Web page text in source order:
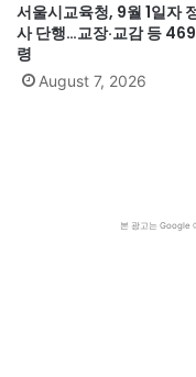
서울시교육청, 9월 1일자
사 단행…교장·교감 등
령
August 7, 2026
본 광고는 Google